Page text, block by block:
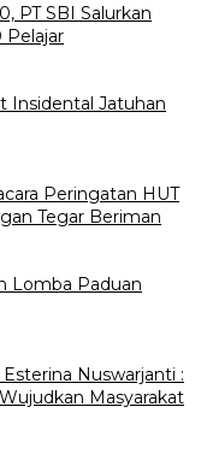
PT SBI Salurkan
Pelajar
Insidental Jatuhan
Peringatan HUT
Tegar Beriman
Lomba Paduan
Nuswarjanti :
Masyarakat